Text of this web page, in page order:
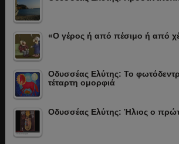
«Ο γέρος ή από πέσιμο ή από
Οδυσσέας Ελύτης: Το
τέταρτη ομορφιά
Οδυσσέας Ελύτης: Ήλιος ο